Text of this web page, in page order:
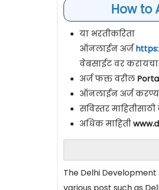
How to
या भरतीकरिता
ऑनलाईन अर्ज
वेबसाईट वर
अर्ज फक्त वरील
ऑनलाईन अर्ज
सविस्तर
अधिक माहिती
The Delhi
various post such as